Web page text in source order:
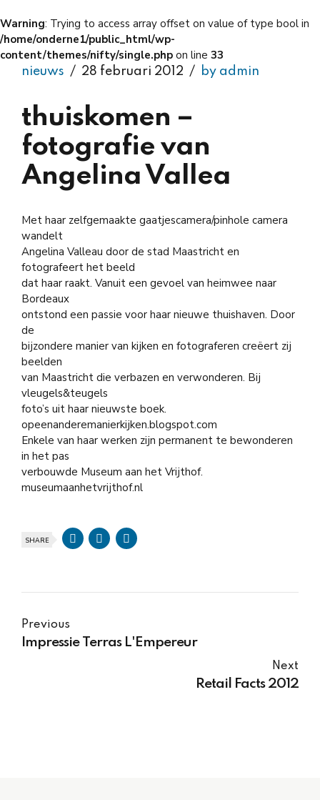
Warning: Trying to access array offset on value of type bool in
/home/onderne1/public_html/wp-
content/themes/nifty/single.php on line 33
nieuws 28 februari 2012 by admin
thuiskomen –
fotografie van
Angelina Vallea
Met haar zelfgemaakte gaatjescamera/pinhole camera
wandelt
Angelina Valleau door de stad Maastricht en
fotografeert het beeld
dat haar raakt. Vanuit een gevoel van heimwee naar
Bordeaux
ontstond een passie voor haar nieuwe thuishaven. Door
de
bijzondere manier van kijken en fotograferen creëert zij
beelden
van Maastricht die verbazen en verwonderen. Bij
vleugels&teugels
foto’s uit haar nieuwste boek.
opeenanderemanierkijken.blogspot.com
Enkele van haar werken zijn permanent te bewonderen
in het pas
verbouwde Museum aan het Vrijthof.
museumaanhetvrijthof.nl
SHARE
Previous
Impressie Terras L'Empereur
Next
Retail Facts 2012